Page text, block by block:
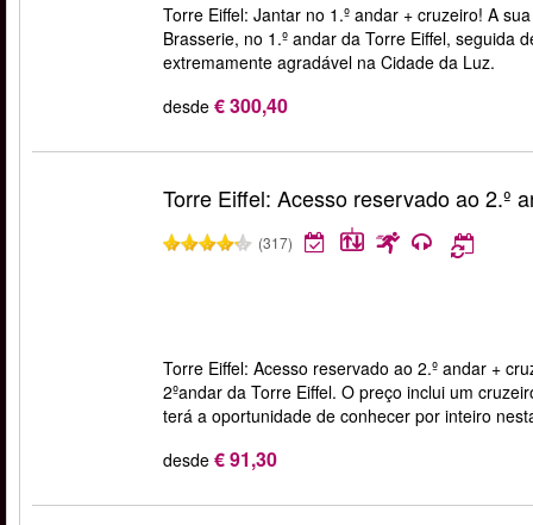
Torre Eiffel: Jantar no 1.º andar + cruzeiro! A
Brasserie, no 1.º andar da Torre Eiffel, seguida
extremamente agradável na Cidade da Luz.
desde € 300,40
Torre Eiffel: Acesso reservado ao 2.º
(317)
Torre Eiffel: Acesso reservado ao 2.º andar +
2ºandar da Torre Eiffel. O preço inclui um
terá a oportunidade de conhecer por inteiro
desde € 91,30